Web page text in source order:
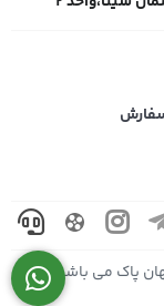
پاک می باشد.